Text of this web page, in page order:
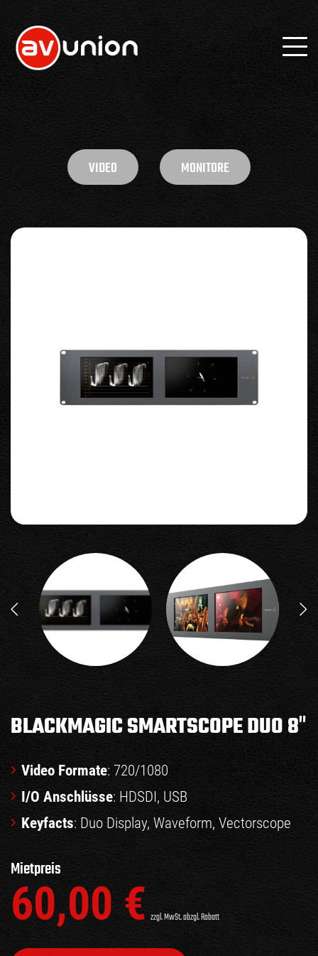
VIDEO MONITORE
BLACKMAGIC SMARTSCOPE DUO 8″
Video Formate: 720/1080
I/O Anschlüsse: HDSDI, USB
Keyfacts: Duo Display, Waveform, Vectorscope
Mietpreis
60,00 € zzgl. MwSt. abzgl. Rabatt